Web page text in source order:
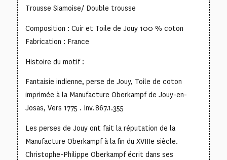
Trousse Siamoise/ Double trousse
Composition : Cuir et Toile de Jouy 100 % coton
Fabrication : France
Histoire du motif :
Fantaisie indienne, perse de Jouy, Toile de coton
imprimée à la Manufacture Oberkampf de Jouy-en-
Josas, Vers 1775 . Inv. 867.1.355
Les perses de Jouy ont fait la réputation de la
Manufacture Oberkampf à la fin du XVIIIe siècle.
Christophe-Philippe Oberkampf écrit dans ses